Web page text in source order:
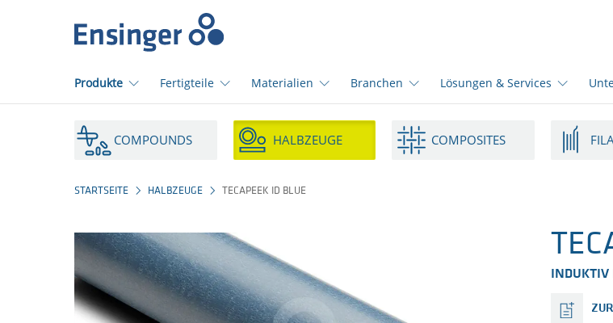
home_logo_aria
Produkte Fertigteile Materialien Branchen Lösungen & Services
COMPOUNDS HALBZEUGE COMPOSITES
STARTSEITE HALBZEUGE TECAPEEK ID BLUE